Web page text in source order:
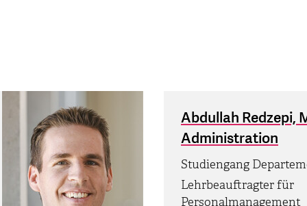
Abdullah Redzepi,
Administration
Studiengang
Lehrbeauftragter für
Personalmanagement